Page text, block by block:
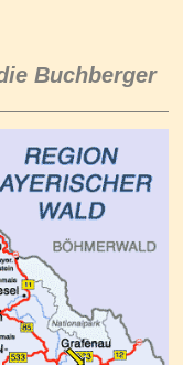
Buchberger